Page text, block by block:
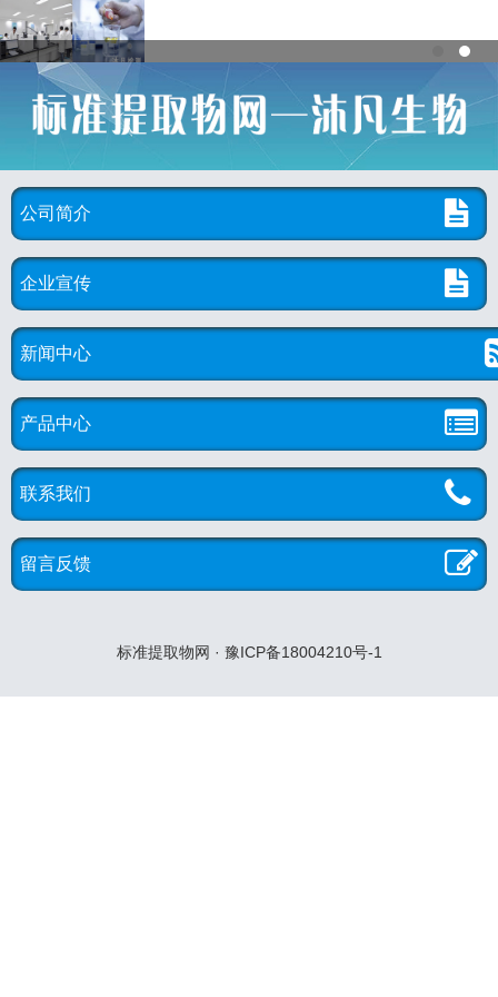
公司简介
企业宣传
新闻中心
产品中心
联系我们
留言反馈
标准提取物网 · 豫ICP备18004210号-1